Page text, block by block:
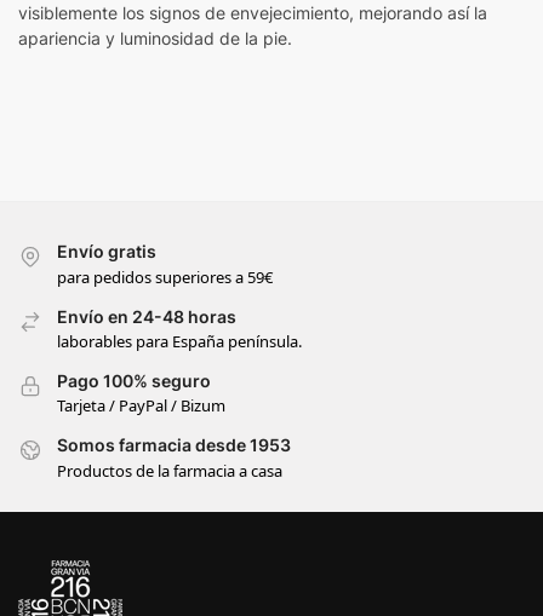
visiblemente los signos de envejecimiento, mejorando así la
apariencia y luminosidad de la pie.
Envío gratis
para pedidos superiores a 59€
Envío en 24-48 horas
laborables para España península.
Pago 100% seguro
Tarjeta / PayPal / Bizum
Somos farmacia desde 1953
Productos de la farmacia a casa